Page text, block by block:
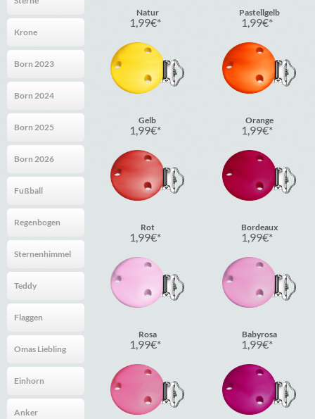
Krone
Born 2023
Born 2024
Born 2025
Born 2026
Fußball
Regenbogen
Sternenhimmel
Teddy
Flaggen
Omas Liebling
Einhorn
Anker
Natur
1,99€
Pastellgelb
1,99€
Gelb
1,99€
Orange
1,99€
Rot
1,99€
Bordeaux
1,99€
Rosa
1,99€
Babyrosa
1,99€